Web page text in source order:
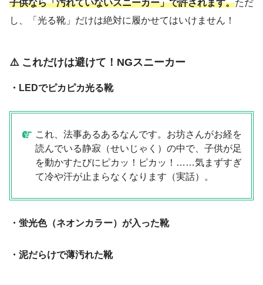
子供なら「汚れていないスニーカー」で許されます。ただ
し、「光る靴」だけは絶対に履かせてはいけません！
⚠️ これだけは避けて！NGスニーカー
・LEDでピカピカ光る靴
これ、法事あるあるなんです。お坊さんがお経を
読んでいる静寂（せいじゃく）の中で、子供が足
を動かすたびにピカッ！ピカッ！……気まずすぎ
て冷や汗が止まらなくなります（実話）。
・蛍光色（ネオンカラー）が入った靴
・泥だらけで薄汚れた靴